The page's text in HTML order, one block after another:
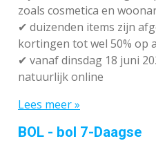
zoals cosmetica en
✔ duizenden items zijn
kortingen tot wel 50% op
✔ vanaf dinsdag 18 juni
natuurlijk online
Lees meer »
BOL - bol 7-Daagse